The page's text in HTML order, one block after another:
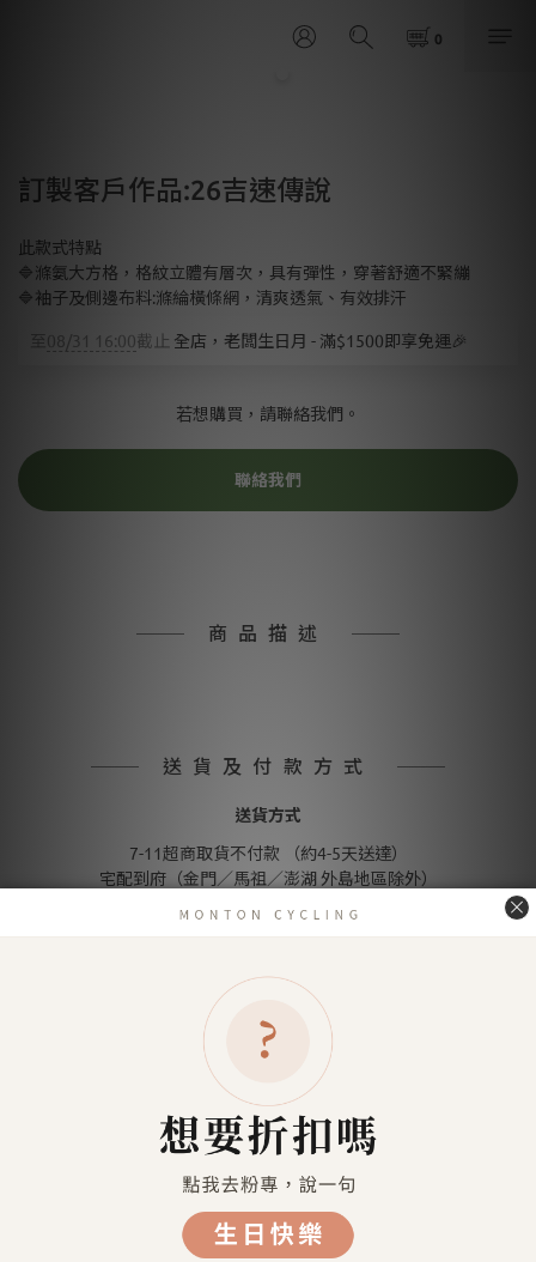
訂製客戶作品:26吉速傳說
此款式特點
🔷滌氨大方格，格紋立體有層次，具有彈性，穿著舒適不緊繃
🔷袖子及側邊布料:滌綸橫條網，清爽透氣、有效排汗
08/31 16:00截止 全店，老闆生日月 - 滿$1500即享免運🎉
若想購買，請聯絡我們。
聯絡我們
商品描述
送貨及付款方式
送貨方式
7-11超商取貨不付款 （約4-5天送達）
宅配到府（金門／馬祖／澎湖 外島地區除外）
信用卡付款（SHOPLINE Pay）
LINE Pay
匯款 (台灣脈騰指定帳號)
信用卡分期付款-三期
顧客評價